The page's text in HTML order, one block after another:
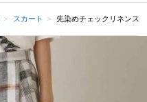
スカート 先染めチェックリネンス